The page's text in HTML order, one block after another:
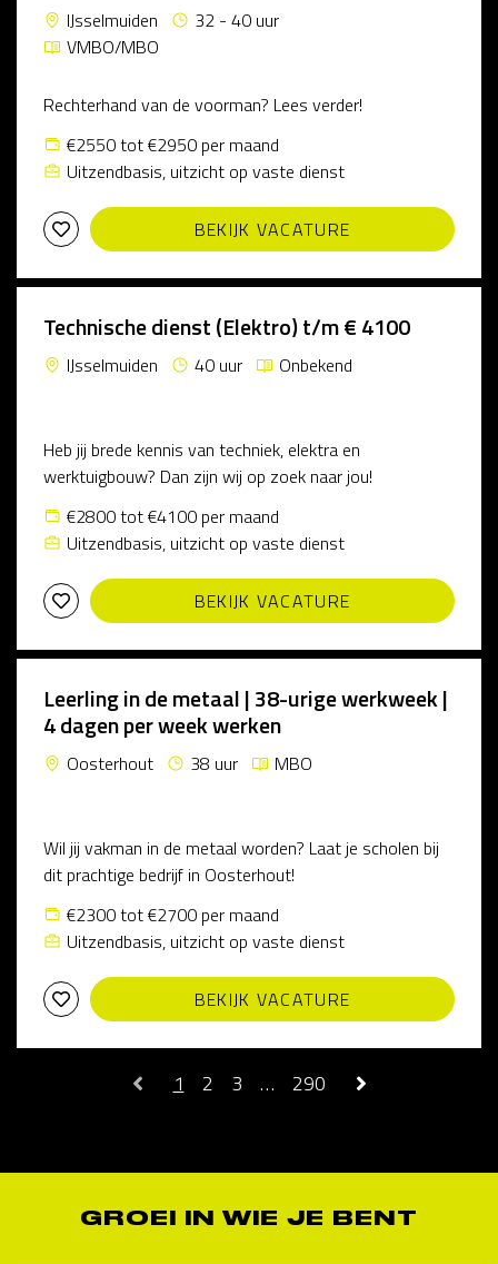
IJsselmuiden
32 - 40 uur
VMBO/MBO
Rechterhand van de voorman? Lees verder!
€2550 tot €2950 per maand
Uitzendbasis, uitzicht op vaste dienst
BEKIJK VACATURE
Technische dienst (Elektro) t/m € 4100
IJsselmuiden 40 uur Onbekend
Heb jij brede kennis van techniek, elektra en
werktuigbouw? Dan zijn wij op zoek naar jou!
€2800 tot €4100 per maand
Uitzendbasis, uitzicht op vaste dienst
BEKIJK VACATURE
Leerling in de metaal | 38-urige werkweek |
4 dagen per week werken
Oosterhout 38 uur MBO
Wil jij vakman in de metaal worden? Laat je scholen bij
dit prachtige bedrijf in Oosterhout!
€2300 tot €2700 per maand
Uitzendbasis, uitzicht op vaste dienst
BEKIJK VACATURE
1 2 3 … 290
GROEI IN WIE JE BENT